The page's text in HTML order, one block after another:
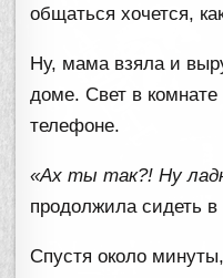
общаться хочется,
Ну, мама взяла и
доме. Свет в
телефоне.
«Ах ты так?! Ну
продолжила сидеть в
Спустя около